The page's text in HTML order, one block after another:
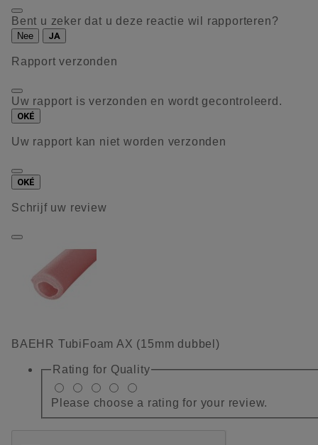
Bent u zeker dat u deze reactie wil rapporteren?
Nee JA
Rapport verzonden
Uw rapport is verzonden en wordt gecontroleerd.
OKÉ
Uw rapport kan niet worden verzonden
OKÉ
Schrijf uw review
BAEHR TubiFoam AX (15mm dubbel)
Rating for Quality
Please choose a rating for your review.